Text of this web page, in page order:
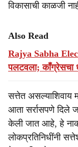
विकासाची काळजी
Also Read
Rajya Sabha
पलटवला; काँग्रेसचा
सत्तेत असल्याशिवाय
आता सर्रासपणे दिले
केली जात आहे, हे
लोकप्रतिनिधींनी